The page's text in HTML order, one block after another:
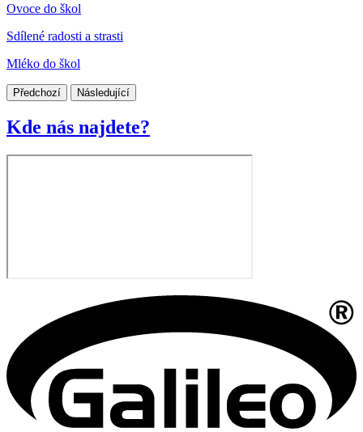
Ovoce do škol
Sdílené radosti a strasti
Mléko do škol
Předchozí Následující
Kde nás najdete?